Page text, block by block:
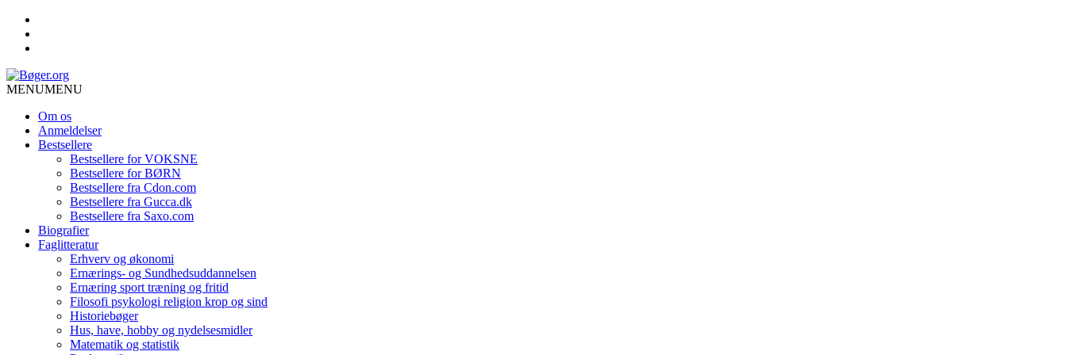
MENUMENU
Om os
Anmeldelser
Bestsellere
Bestsellere for VOKSNE
Bestsellere for BØRN
Bestsellere fra Cdon.com
Bestsellere fra Gucca.dk
Bestsellere fra Saxo.com
Biografier
Faglitteratur
Erhverv og økonomi
Ernærings- og Sundhedsuddannelsen
Ernæring sport træning og fritid
Filosofi psykologi religion krop og sind
Historiebøger
Hus, have, hobby og nydelsesmidler
Matematik og statistik